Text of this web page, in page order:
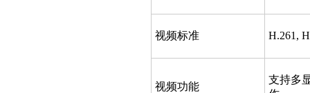
视频标准 H.261,
视频功能
支持多